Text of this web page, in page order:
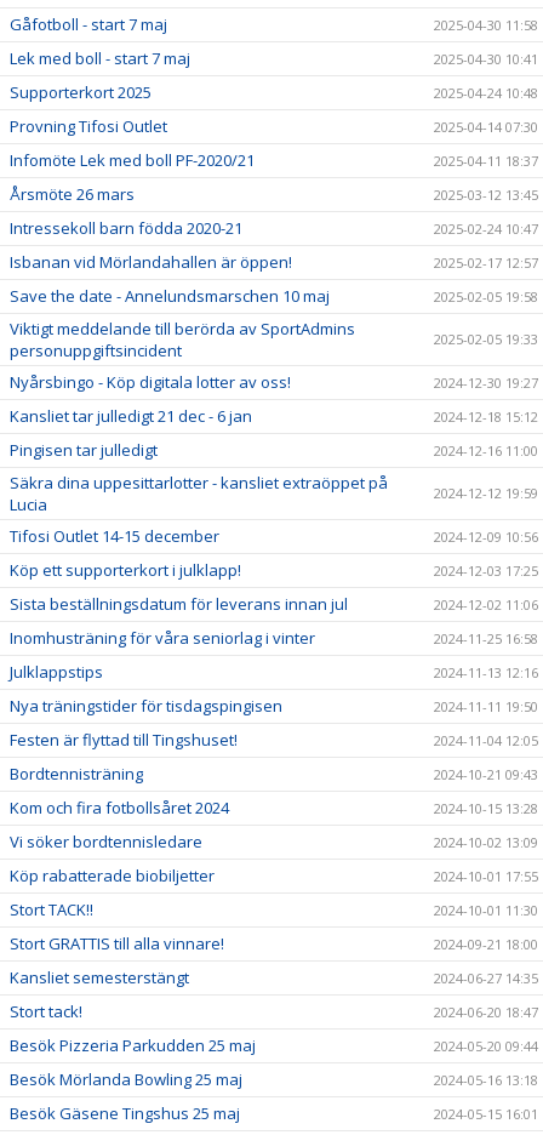
Gåfotboll - start 7 maj
2025-04-30 11:58
Lek med boll - start 7 maj 2025-04-30 10:41
Supporterkort 2025 2025-04-24 10:48
Provning Tifosi Outlet 2025-04-14 07:30
Infomöte Lek med boll PF-2020/21 2025-04-11 18:37
Årsmöte 26 mars 2025-03-12 13:45
Intressekoll barn födda 2020-21 2025-02-24 10:47
Isbanan vid Mörlandahallen är öppen! 2025-02-17 12:57
Save the date - Annelundsmarschen 10 maj 2025-02-05 19:58
Viktigt meddelande till berörda av SportAdmins
personuppgiftsincident
2025-02-05 19:33
Nyårsbingo - Köp digitala lotter av oss! 2024-12-30 19:27
Kansliet tar julledigt 21 dec - 6 jan 2024-12-18 15:12
Pingisen tar julledigt 2024-12-16 11:00
Säkra dina uppesittarlotter - kansliet extraöppet på
Lucia
2024-12-12 19:59
Tifosi Outlet 14-15 december 2024-12-09 10:56
Köp ett supporterkort i julklapp! 2024-12-03 17:25
Sista beställningsdatum för leverans innan jul 2024-12-02 11:06
Inomhusträning för våra seniorlag i vinter 2024-11-25 16:58
Julklappstips 2024-11-13 12:16
Nya träningstider för tisdagspingisen 2024-11-11 19:50
Festen är flyttad till Tingshuset! 2024-11-04 12:05
Bordtennisträning 2024-10-21 09:43
Kom och fira fotbollsåret 2024 2024-10-15 13:28
Vi söker bordtennisledare 2024-10-02 13:09
Köp rabatterade biobiljetter 2024-10-01 17:55
Stort TACK!! 2024-10-01 11:30
Stort GRATTIS till alla vinnare! 2024-09-21 18:00
Kansliet semesterstängt 2024-06-27 14:35
Stort tack! 2024-06-20 18:47
Besök Pizzeria Parkudden 25 maj 2024-05-20 09:44
Besök Mörlanda Bowling 25 maj 2024-05-16 13:18
Besök Gäsene Tingshus 25 maj 2024-05-15 16:01